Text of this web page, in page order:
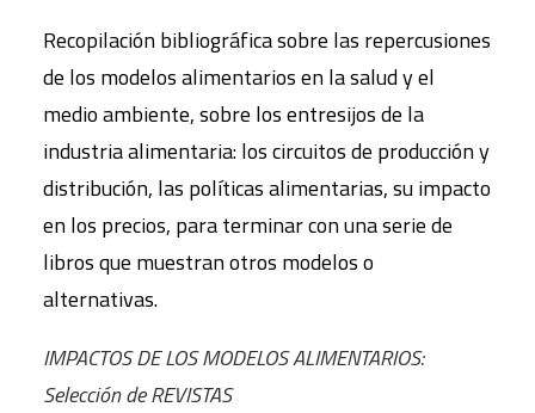
Recopilación bibliográfica sobre las repercusiones
de los modelos alimentarios en la salud y el
medio ambiente, sobre los entresijos de la
industria alimentaria: los circuitos de producción y
distribución, las políticas alimentarias, su impacto
en los precios, para terminar con una serie de
libros que muestran otros modelos o
alternativas.
IMPACTOS DE LOS MODELOS ALIMENTARIOS:
Selección de REVISTAS